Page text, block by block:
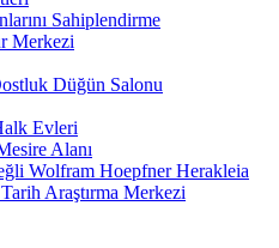
Sahiplendirme
Merkezi
Düğün Salonu
Evleri
Alanı
Wolfram Hoepfner Herakleia
Araştırma Merkezi